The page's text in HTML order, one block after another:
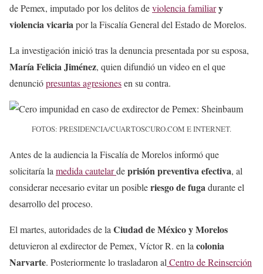
de Pemex, imputado por los delitos deviolencia familiary
violencia vicaria por la Fiscalía General del Estado de Morelos.
La investigación inició tras la denuncia presentada por su esposa,
María Felicia Jiménez, quien difundió un video en el que
denunciópresuntas agresionesen su contra.
FOTOS: PRESIDENCIA/CUARTOSCURO.COM E INTERNET.
Antes de la audiencia la Fiscalía de Morelos informó que
solicitaría la medida cautelardeprisión preventiva efectiva, al
considerar necesario evitar un posibleriesgo de fugadurante el
desarrollo del proceso.
El martes, autoridades de la Ciudad de México y Morelos
detuvieron al exdirector de Pemex, Víctor R. en la colonia
Narvarte. Posteriormente lo trasladaron al Centro de Reinserción